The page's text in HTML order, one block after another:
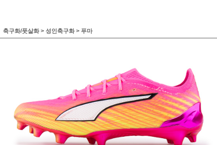
축구화/풋살화 > 성인축구화 > 푸마